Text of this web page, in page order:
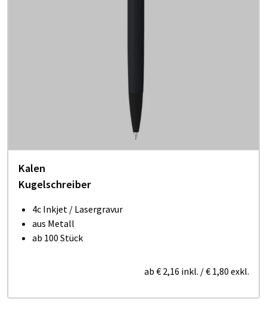
Kalen
Kugelschreiber
4c Inkjet / Lasergravur
aus Metall
ab 100 Stück
ab € 2,16 inkl. /€ 1,80 exkl.